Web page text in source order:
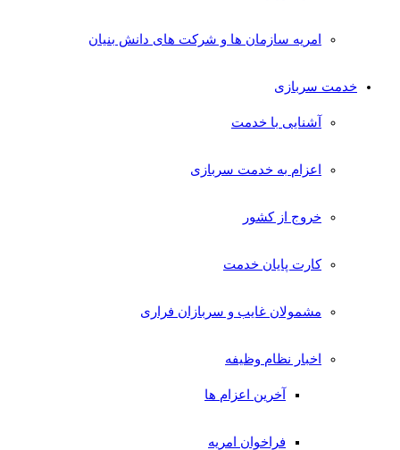
امریه سازمان ها و شرکت های دانش بنیان
خدمت سربازی
آشنایی با خدمت
اعزام به خدمت سربازی
خروج از کشور
کارت پایان خدمت
مشمولان غایب و سربازان فراری
اخبار نظام وظیفه
آخرین اعزام ها
فراخوان امریه